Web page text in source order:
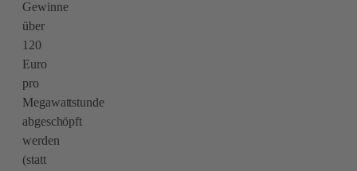
Gewinne
über
120
Euro
pro
Megawattstunde
abgeschöpft
werden
(statt